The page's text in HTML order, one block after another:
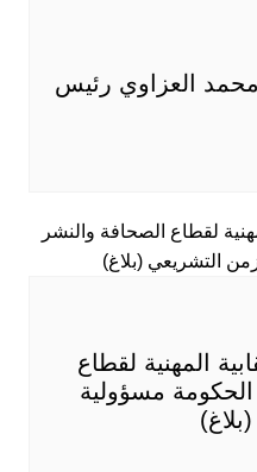
العزاوي رئيس
المهنية لقطاع
مسؤولية